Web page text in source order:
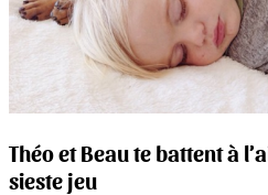
Théo et Beau te battent à
sieste jeu